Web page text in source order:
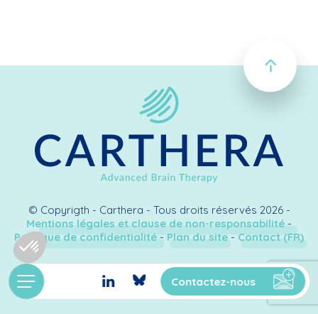
Contactez-nous
© Copyrigth - Carthera - Tous droits réservés 2026 -
Mentions légales et clause de non-responsabilité -
Politique de confidentialité - Plan du site - Contact (FR)
Création & développementKookline